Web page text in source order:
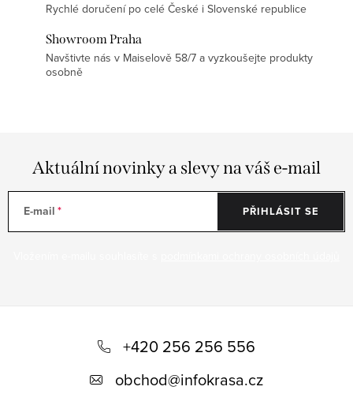
Rychlé doručení po celé České i Slovenské republice
Showroom Praha
Navštivte nás v Maiselově 58/7 a vyzkoušejte produkty
osobně
Aktuální novinky a slevy na váš e-mail
E-mail PŘIHLÁSIT SE
+420 256 256 556
obchod@infokrasa.cz